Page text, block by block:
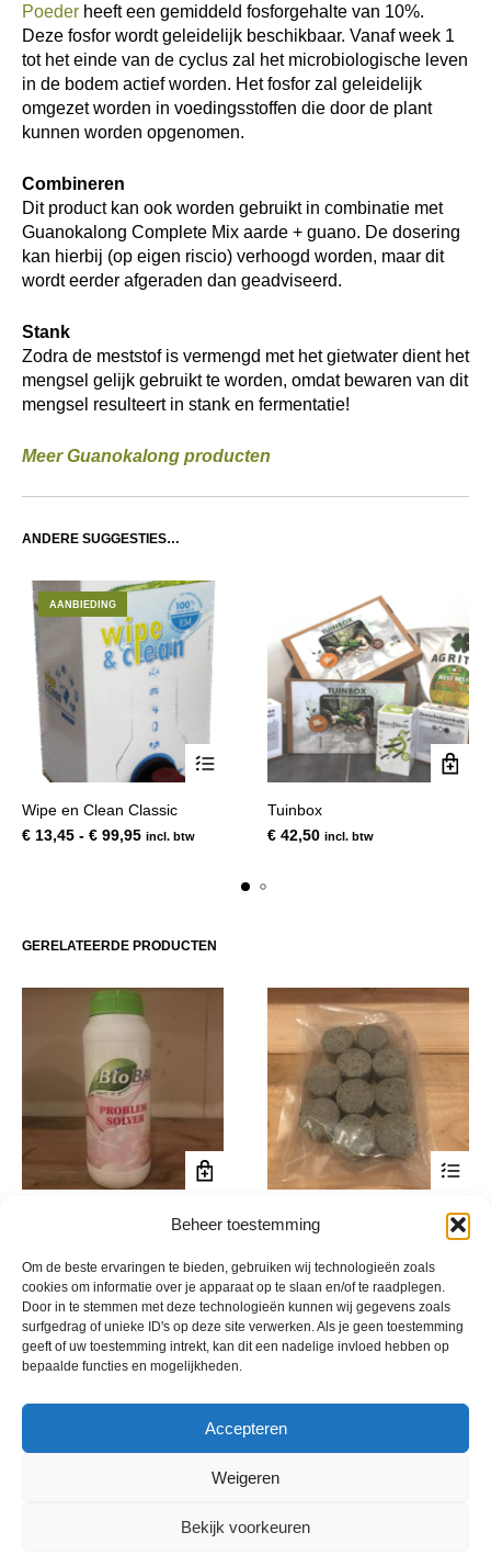
Beheer toestemming
Om de beste ervaringen te bieden, gebruiken wij technologieën zoals
cookies om informatie over je apparaat op te slaan en/of te raadplegen.
Door in te stemmen met deze technologieën kunnen wij gegevens zoals
surfgedrag of unieke ID's op deze site verwerken. Als je geen toestemming
geeft of uw toestemming intrekt, kan dit een nadelige invloed hebben op
bepaalde functies en mogelijkheden.
Accepteren
Weigeren
Bekijk voorkeuren
Poeder heeft een gemiddeld fosforgehalte van 10%.
Deze fosfor wordt geleidelijk beschikbaar. Vanaf week 1
tot het einde van de cyclus zal het microbiologische leven
in de bodem actief worden. Het fosfor zal geleidelijk
omgezet worden in voedingsstoffen die door de plant
kunnen worden opgenomen.
Combineren
Dit product kan ook worden gebruikt in combinatie met
Guanokalong Complete Mix aarde + guano. De dosering
kan hierbij (op eigen riscio) verhoogd worden, maar dit
wordt eerder afgeraden dan geadviseerd.
Stank
Zodra de meststof is vermengd met het gietwater dient het
mengsel gelijk gebruikt te worden, omdat bewaren van dit
mengsel resulteert in stank en fermentatie!
Meer Guanokalong producten
ANDERE SUGGESTIES…
AANBIEDING
heeft
variaties.
optie
gekozen
productpagina
Wipe en Clean Classic
€ 13,45 - € 99,95Prijsklasse:
incl. btw
Tuinbox
€ 42,50 incl. btw
GERELATEERDE PRODUCTEN
product
Deze
optie
Voedingstabletten